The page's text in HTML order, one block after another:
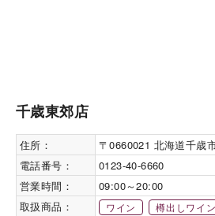
千歳東郊店
住所：
〒0660021 北海道千歳
電話番号：
0123-40-6660
営業時間：
09:00～20:00
取扱商品：
ワイン 樽出しワイン